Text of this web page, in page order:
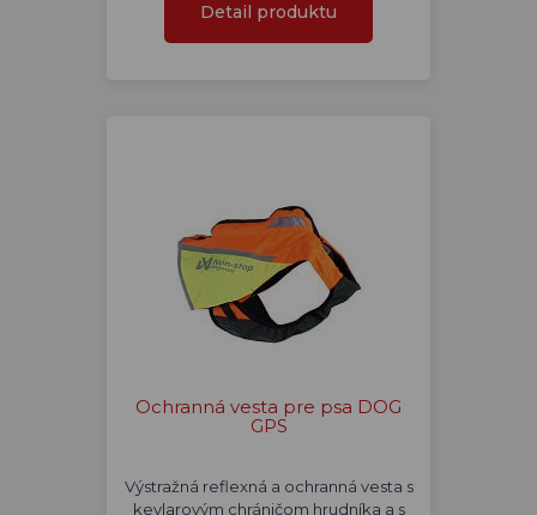
Detail produktu
Ochranná vesta pre psa DOG
GPS
Výstražná reflexná a ochranná vesta s
kevlarovým chráničom hrudníka a s